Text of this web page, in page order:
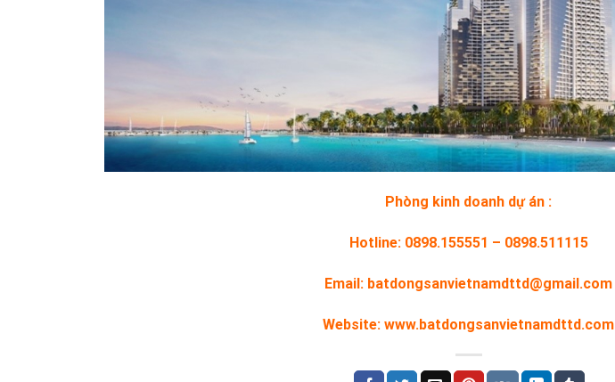
Phòng kinh doanh dự án :
Hotline: 0898.155551 – 0898.511115
Email: batdongsanvietnamdttd@gmail.com
Website: www.batdongsanvietnamdttd.com